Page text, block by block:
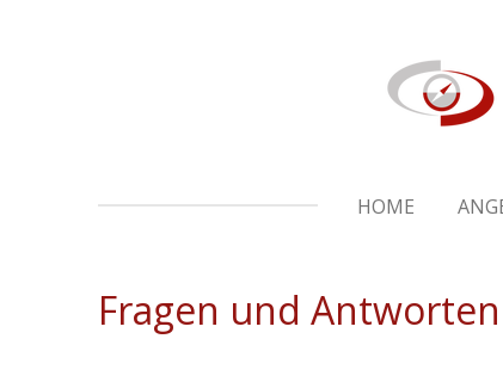
HOME
Fragen und Antworten